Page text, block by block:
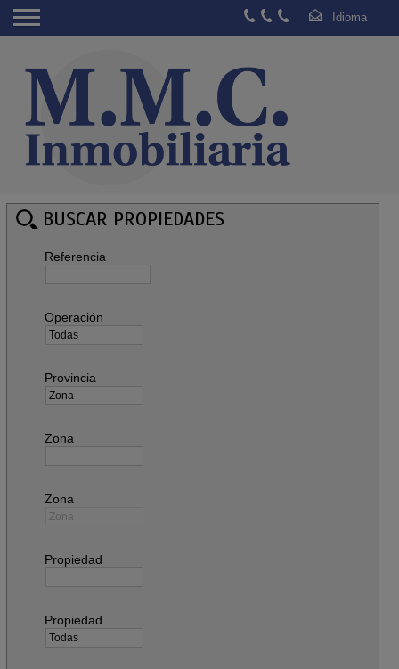
BUSCAR PROPIEDADES
Referencia
Operación
Provincia
Zona
Zona
Propiedad
Propiedad